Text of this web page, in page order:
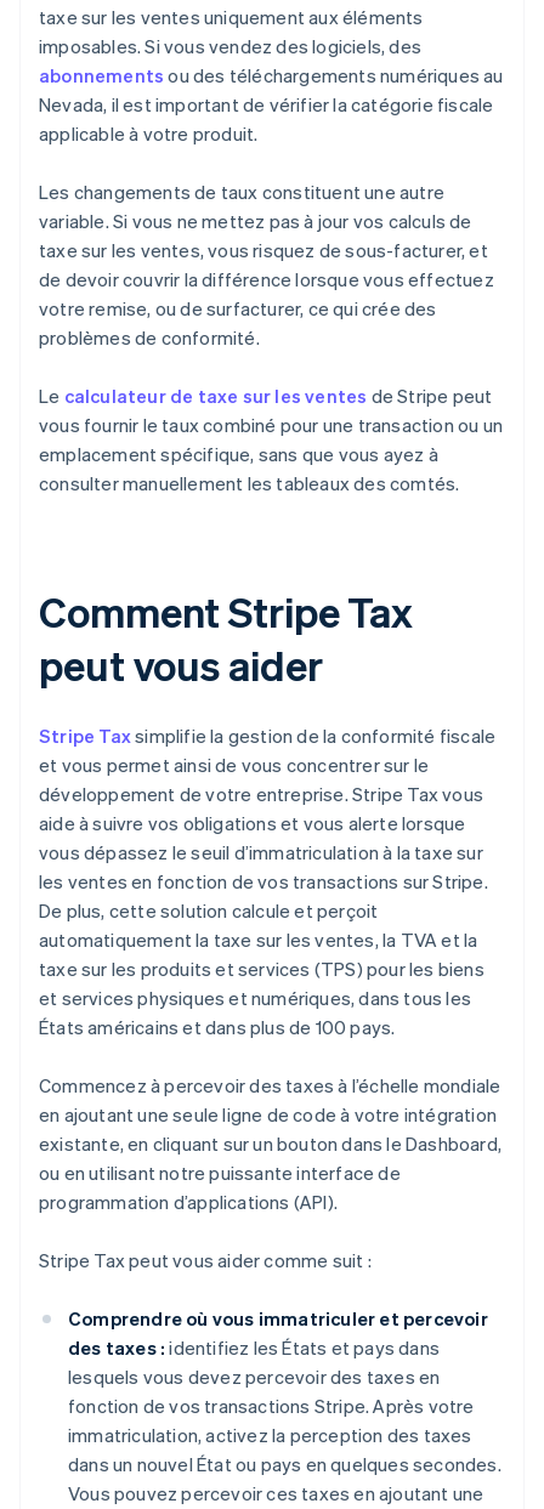
taxe sur les ventes uniquement aux éléments
imposables. Si vous vendez des logiciels, des
abonnements ou des téléchargements numériques au
Nevada, il est important de vérifier la catégorie fiscale
applicable à votre produit.
Les changements de taux constituent une autre
variable. Si vous ne mettez pas à jour vos calculs de
taxe sur les ventes, vous risquez de sous-facturer, et
de devoir couvrir la différence lorsque vous effectuez
votre remise, ou de surfacturer, ce qui crée des
problèmes de conformité.
Le calculateur de taxe sur les ventes de Stripe peut
vous fournir le taux combiné pour une transaction ou un
emplacement spécifique, sans que vous ayez à
consulter manuellement les tableaux des comtés.
Comment Stripe Tax
peut vous aider
Stripe Taxsimplifie la gestion de la conformité fiscale
et vous permet ainsi de vous concentrer sur le
développement de votre entreprise. Stripe Tax vous
aide à suivre vos obligations et vous alerte lorsque
vous dépassez le seuil d’immatriculation à la taxe sur
les ventes en fonction de vos transactions sur Stripe.
De plus, cette solution calcule et perçoit
automatiquement la taxe sur les ventes, la TVA et la
taxe sur les produits et services (TPS) pour les biens
et services physiques et numériques, dans tous les
États américains et dans plus de 100 pays.
Commencez à percevoir des taxes à l’échelle mondiale
en ajoutant une seule ligne de code à votre intégration
existante, en cliquant sur un bouton dans le Dashboard,
ou en utilisant notre puissante interface de
programmation d’applications (API).
Stripe Tax peut vous aider comme suit :
Comprendre où vous immatriculer et percevoir
des taxes : identifiez les États et pays dans
lesquels vous devez percevoir des taxes en
fonction de vos transactions Stripe. Après votre
immatriculation, activez la perception des taxes
dans un nouvel État ou pays en quelques secondes.
Vous pouvez percevoir ces taxes en ajoutant une